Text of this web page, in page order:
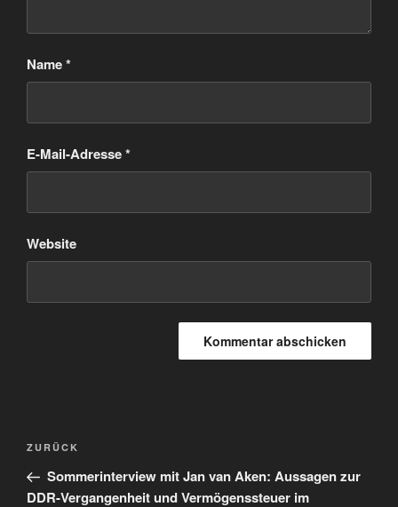
Name*
E-Mail-Adresse*
Website
Beitragsnavigation
Vorheriger
Beitrag
ZURÜCK
Sommerinterview mit Jan van Aken: Aussagen zur
DDR-Vergangenheit und Vermögenssteuer im